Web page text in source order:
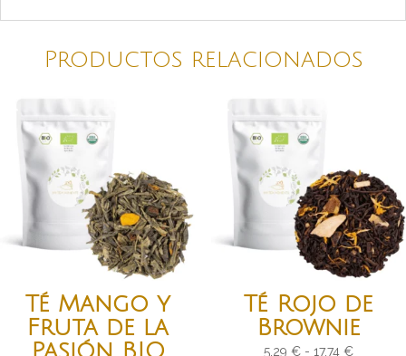
Productos relacionados
Té Mango y
Fruta de la
Té Rojo de
Brownie
5,29 € - 17,74 €Rango